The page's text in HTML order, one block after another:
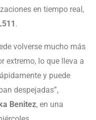
en tiempo real,
.
volverse mucho más
extremo, lo que lleva a
y puede
despejadas”,
Benitez, en una